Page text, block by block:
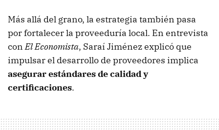
Más allá del grano, la estrategia también pasa
por fortalecer la proveeduría local. En entrevista
conEl Economista, Saraí Jiménez explicó que
impulsar el desarrollo de proveedores implica
asegurar estándares de calidad y
certificaciones.